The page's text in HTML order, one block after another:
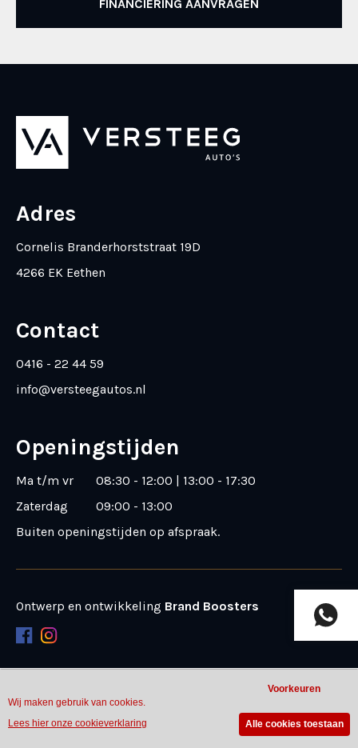
FINANCIERING AANVRAGEN
Adres
Cornelis Branderhorststraat 19D
4266 EK Eethen
Contact
0416 - 22 44 59
info@versteegautos.nl
Openingstijden
Ma t/m vr
08:30 - 12:00 | 13:00 - 17:30
Zaterdag
09:00 - 13:00
Buiten openingstijden op afspraak.
Ontwerp en ontwikkeling Brand Boosters